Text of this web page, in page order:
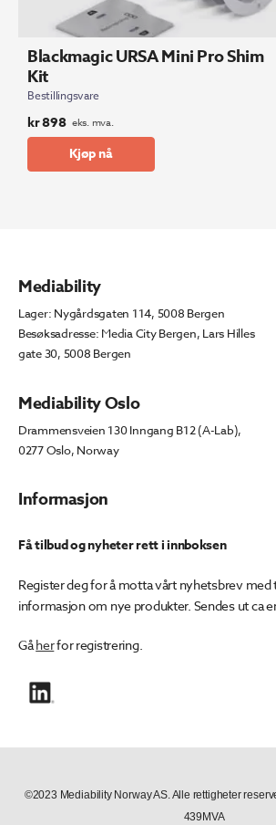
Blackmagic URSA Mini Pro Shim
Kit
Bestillingsvare
kr898 eks. mva.
Kjøp nå
Informasjon
Mediability
Lager: Nygårdsgaten 114, 5008 Bergen
Besøksadresse: Media City Bergen, Lars Hilles
gate 30, 5008 Bergen
Mediability Oslo
Drammensveien 130 Inngang B12 (A-Lab),
0277 Oslo, Norway
Få tilbud og nyheter rett i innboksen
Register deg for å motta vårt nyhetsbrev med
informasjon om nye produkter. Sendes ut ca
Gåherfor registrering.
©2023 Mediability Norway AS. Alle rettigheter
439MVA